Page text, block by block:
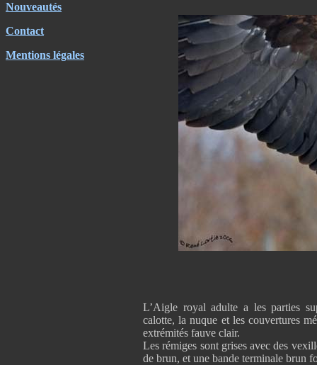
Nouveautés
Contact
Mentions légales
L’Aigle royal adulte a les parties
calotte, la nuque et les couvertures
extrémités fauve clair.
Les rémiges sont grises avec des
de brun, et une bande terminale brun